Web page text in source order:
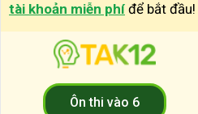
tài khoản miễn phí để bắt đầu!
Ôn thi vào 6